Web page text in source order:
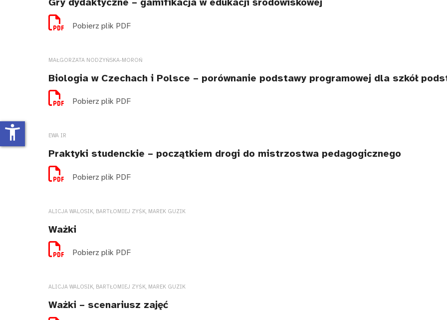
Pobierz plik PDF
MAŁGORZATA NODZYŃSKA-MOROŃ
Biologia w Czechach i Polsce – porównanie podstawy programowej dla szkół
Pobierz plik PDF
EWA IR
Praktyki studenckie – początkiem drogi do mistrzostwa pedagogicznego
Pobierz plik PDF
ALICJA WALOSIK, BARTŁOMIEJ ZYŚK, MAREK GUZIK
Ważki
Pobierz plik PDF
ALICJA WALOSIK, BARTŁOMIEJ ZYŚK, MAREK GUZIK
Ważki – scenariusz zajęć
accessibility_new